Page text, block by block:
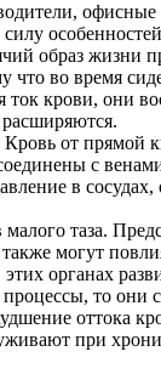
офисные
образ жизни
что во время
ток крови, они
расширяются.
Кровь от прямой
с
в сосудах,
таза.
могут
органах
то они
оттока
при